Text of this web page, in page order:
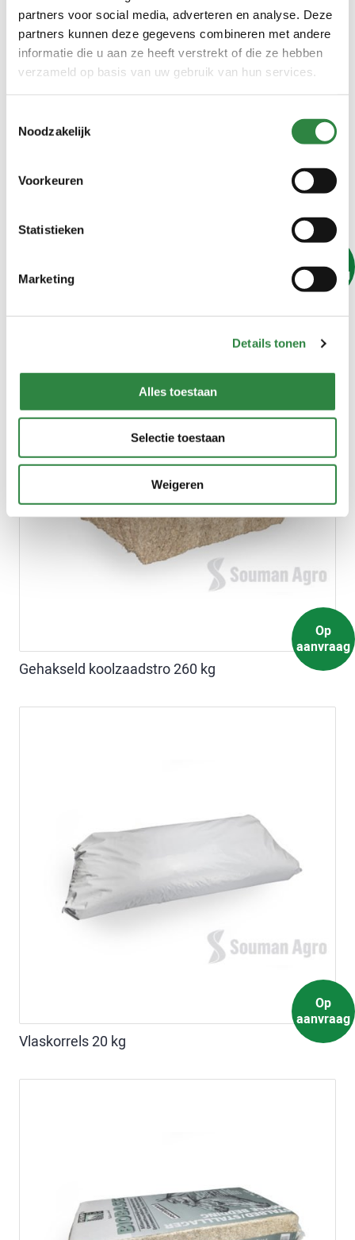
partners voor social media, adverteren en analyse. Deze
partners kunnen deze gegevens combineren met andere
informatie die u aan ze heeft verstrekt of die ze hebben
verzameld op basis van uw gebruik van hun services.
Noodzakelijk
Voorkeuren
Statistieken
Marketing
Details tonen
Alles toestaan
Selectie toestaan
Weigeren
aanvraag
Op
aanvraag
Gehakseld koolzaadstro 260 kg
Op
aanvraag
Vlaskorrels 20 kg